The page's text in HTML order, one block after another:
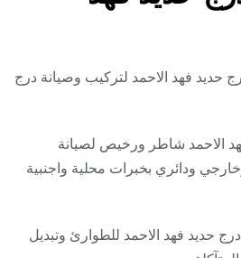
فهد الاحمد لتركيب وصيانة درج
الاحمد شاطر ورخيص لصيانة
ودائري بخبرات محلية واجنبية
حديد فهد الاحمد للطوارئ وتبديل